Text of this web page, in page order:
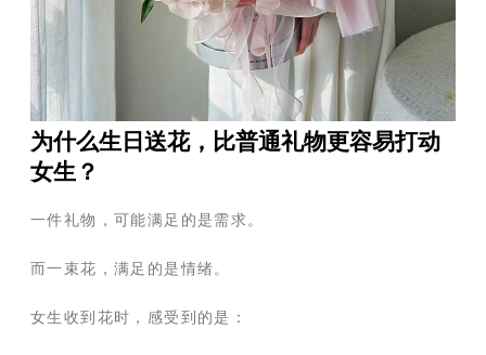
为什么生日送花，比普通礼物更容易打动
女生？
一件礼物，可能满足的是需求。
而一束花，满足的是情绪。
女生收到花时，感受到的是：